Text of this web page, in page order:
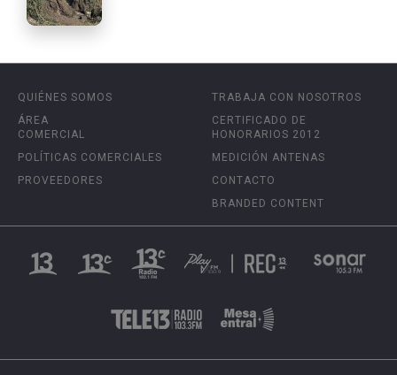
QUIÉNES SOMOS
ÁREA
COMERCIAL
POLÍTICAS COMERCIALES
PROVEEDORES
TRABAJA CON NOSOTROS
CERTIFICADO DE
HONORARIOS 2012
MEDICIÓN ANTENAS
CONTACTO
BRANDED CONTENT